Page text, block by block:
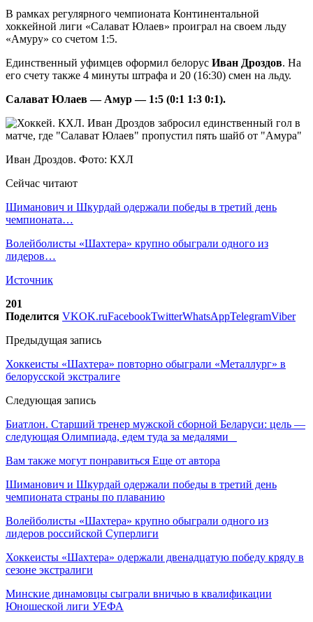
В рамках регулярного чемпионата Континентальной
хоккейной лиги «Салават Юлаев» проиграл на своем льду
«Амуру» со счетом 1:5.
Единственный уфимцев оформил белорус Иван Дроздов. На
его счету также 4 минуты штрафа и 20 (16:30) смен на льду.
Салават Юлаев — Амур — 1:5 (0:1 1:3 0:1).
Иван Дроздов. Фото: КХЛ
Сейчас читают
Шиманович и Шкурдай одержали победы в третий день
чемпионата…
Волейболисты «Шахтера» крупно обыграли одного из
лидеров…
Источник
201
Поделится VKOK.ruFacebookTwitterWhatsAppTelegramViber
Предыдущая запись
Хоккеисты «Шахтера» повторно обыграли «Металлург» в
белорусской экстралиге
Следующая запись
Биатлон. Старший тренер мужской сборной Беларуси: цель —
следующая Олимпиада, едем туда за медалями
Вам также могут понравиться Еще от автора
Шиманович и Шкурдай одержали победы в третий день
чемпионата страны по плаванию
Волейболисты «Шахтера» крупно обыграли одного из
лидеров российской Суперлиги
Хоккеисты «Шахтера» одержали двенадцатую победу кряду в
сезоне экстралиги
Минские динамовцы сыграли вничью в квалификации
Юношеской лиги УЕФА